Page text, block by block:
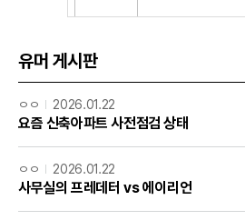
유머 게시판
ㅇㅇ 2026.01.22
요즘 신축아파트 사전점검 상태
ㅇㅇ 2026.01.22
사무실의 프레데터 vs 에이리언